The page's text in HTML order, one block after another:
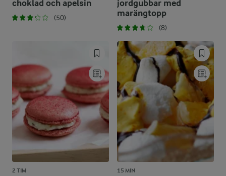
choklad och apelsin
(50)
jordgubbar med
marängtopp
(8)
2 TIM 15 MIN